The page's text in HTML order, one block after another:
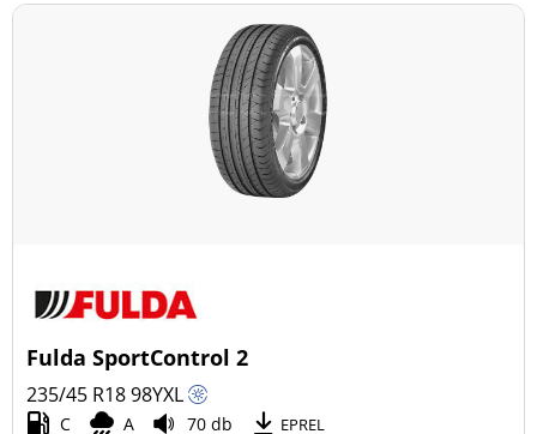
Fulda SportControl 2
235/45 R1898YXL
C A 70 db EPREL